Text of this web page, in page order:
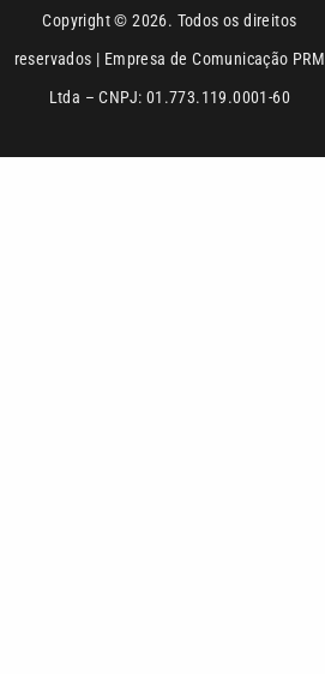
Copyright © 2026. Todos os direitos
reservados | Empresa de Comunicação PRM
Ltda – CNPJ: 01.773.119.0001-60